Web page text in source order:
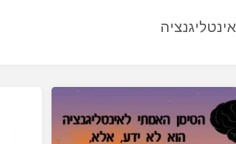
אינטליגנציה